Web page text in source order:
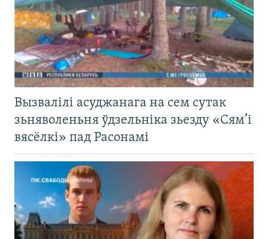
Вызвалілі асуджанага на сем сутак
зьняволеньня ўдзельніка зьезду «Сям’і
вясёлкі» пад Расонамі